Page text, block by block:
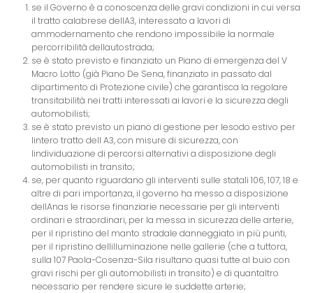
se il Governo è a conoscenza delle gravi condizioni in cui versa
il tratto calabrese dellA3, interessato a lavori di
ammodernamento che rendono impossibile la normale
percorribilità dellautostrada;
se è stato previsto e finanziato un Piano di emergenza del V
Macro Lotto (già Piano De Sena, finanziato in passato dal
dipartimento di Protezione civile) che garantisca la regolare
transitabilità nei tratti interessati ai lavori e la sicurezza degli
automobilisti;
se è stato previsto un piano di gestione per lesodo estivo per
lintero tratto dell A3, con misure di sicurezza, con
lindividuazione di percorsi alternativi a disposizione degli
automobilisti in transito;
se, per quanto riguardano gli interventi sulle statali 106, 107, 18 e
altre di pari importanza, il governo ha messo a disposizione
dellAnas le risorse finanziarie necessarie per gli interventi
ordinari e straordinari, per la messa in sicurezza delle arterie,
per il ripristino del manto stradale danneggiato in più punti,
per il ripristino dellilluminazione nelle gallerie (che a tuttora,
sulla 107 Paola-Cosenza-Sila risultano quasi tutte al buio con
gravi rischi per gli automobilisti in transito) e di quantaltro
necessario per rendere sicure le suddette arterie;